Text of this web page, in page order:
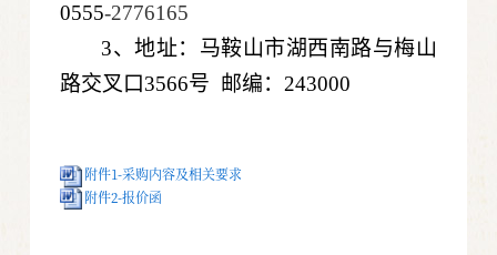
0555-2776165
3、地址：马鞍山市湖西南路与梅山
路交叉口3566号 邮编：243000
附件1-采购内容及相关要求
附件2-报价函